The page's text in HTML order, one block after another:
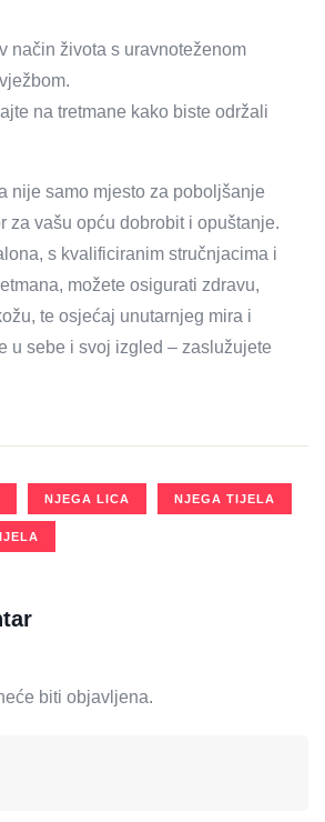
način života s uravnoteženom
na tretmane kako biste održali
nije samo mjesto za poboljšanje
za vašu opću dobrobit i opuštanje.
s kvalificiranim stručnjacima i
možete osigurati zdravu,
te osjećaj unutarnjeg mira i
u sebe i svoj izgled – zaslužujete
NJEGA LICA NJEGA TIJELA
biti objavljena.